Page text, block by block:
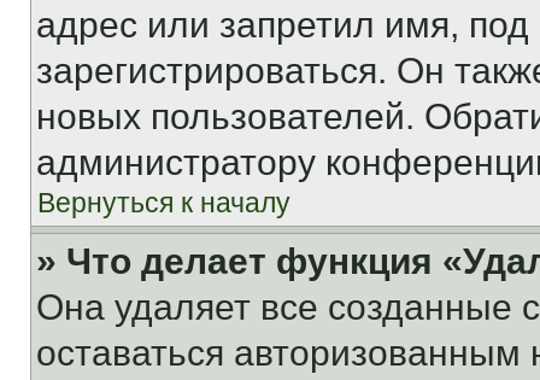
адрес или запретил имя,
зарегистрироваться. Он
новых пользователей.
администратору
Вернуться к началу
» Что делает функция
Она удаляет все созданные
оставаться